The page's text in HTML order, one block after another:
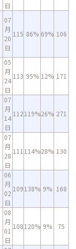
日
07
月
20
日
115 86% 69% 106
05
月
24
日
113 95% 12% 171
07
月
14
日
112119%26% 271
07
月
28
日
111 114%28% 130
06
月
02
日
109138% 9% 168
08
月
01
日
108120% 9% 75